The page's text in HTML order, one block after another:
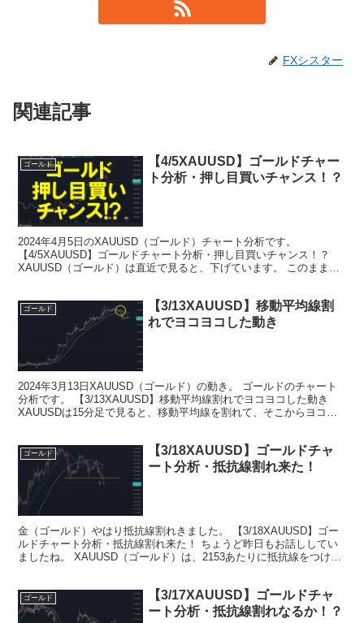
FXシスター
関連記事
ゴールド
【4/5XAUUSD】ゴールドチャー
ト分析・押し目買いチャンス！？
2024年4月5日のXAUUSD（ゴールド）チャート分析です。
【4/5XAUUSD】ゴールドチャート分析・押し目買いチャンス！？
XAUUSD（ゴールド）は直近で見ると、下げています。 このままい
ゴールド
【3/13XAUUSD】移動平均線割
れでヨコヨコした動き
2024年3月13日XAUUSD（ゴールド）の動き。 ゴールドのチャート
分析です。 【3/13XAUUSD】移動平均線割れでヨコヨコした動き
XAUUSDは15分足で見ると、移動平均線を割れて、そこからヨコヨ
ゴールド
【3/18XAUUSD】ゴールドチャ
ート分析・抵抗線割れ来た！
金（ゴールド）やはり抵抗線割れきました。 【3/18XAUUSD】ゴー
ルドチャート分析・抵抗線割れ来た！ ちょうど昨日もお話ししてい
ましたね。 XAUUSD（ゴールド）は、2153あたりに抵抗線をつけて
ゴールド
【3/17XAUUSD】ゴールドチャ
ート分析・抵抗線割れなるか！？